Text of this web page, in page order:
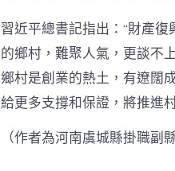
習近平總書記指出：“財產
的鄉村，難聚人氣，更談不
鄉村是創業的熱土，有遼闊
給更多支撐和保證，將推進
（作者為河南虞城縣掛職副縣